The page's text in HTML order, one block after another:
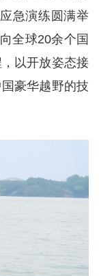
急演练圆满举
全球20余个国
以开放姿态接
豪华越野的技